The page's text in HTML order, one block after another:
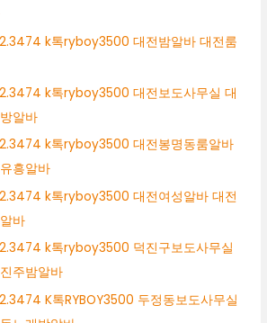
k톡ryboy3500 대전밤알바 대전룸
k톡ryboy3500 대전보도사무실 대
알바
k톡ryboy3500 대전봉명동룸알바
흥알바
k톡ryboy3500 대전여성알바 대전
바
k톡ryboy3500 덕진구보도사무실
주밤알바
K톡RYBOY3500 두정동보도사무실